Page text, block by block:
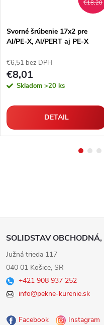
€18,20
Svorné šrúbenie 17x2 pre
Al/PE-X, Al/PERT aj PE-X
€6,51 bez DPH
€8,01
Skladom >20 ks
DETAIL
Z
á
p
ä
SOLIDSTAV OBCHODNÁ,
Južná trieda 117
040 01 Košice, SR
+421 908 937 252
info@pekne-kurenie.sk
Facebook Instagram